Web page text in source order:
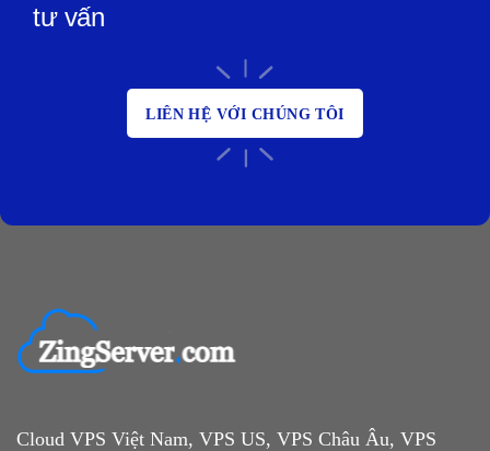
tư vấn
LIÊN HỆ VỚI CHÚNG TÔI
Cloud VPS Việt Nam, VPS US, VPS Châu Âu, VPS